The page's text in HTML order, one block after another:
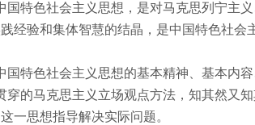
国特色社会主义思想，是对马克思列宁主
经验和集体智慧的结晶，是中国特色社
国特色社会主义思想的基本精神、基本内
穿的马克思主义立场观点方法，知其然又
一思想指导解决实际问题。